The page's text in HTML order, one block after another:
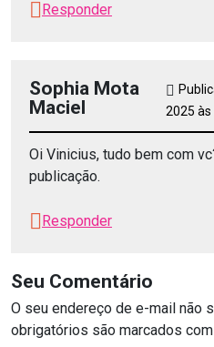
Responder
Sophia Mota
Maciel
2025 às
Oi Vinicius, tudo bem com
publicação.
Responder
Seu Comentário
O seu endereço de e-mail não
obrigatórios são marcados com